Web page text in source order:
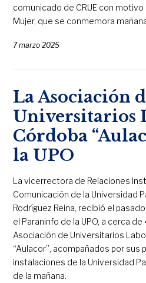
comunicado de CRUE con
Mujer, que se conmemora
7 marzo 2025
La Asociación
Universitarios
Córdoba
la UPO
La vicerrectora de Relaciones
Comunicación de la Universidad
Rodríguez Reina, recibió el
el Paraninfo de la UPO, a cerca
Asociación de Universitarios
“Aulacor”, acompañados por sus
instalaciones de la Universidad
de la mañana.